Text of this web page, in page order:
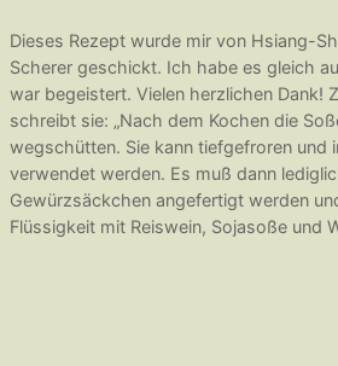
Dieses Rezept wurde mir von Hsiang-
Scherer geschickt. Ich habe es gleich
war begeistert. Vielen herzlichen Dank!
schreibt sie: „Nach dem Kochen die
wegschütten. Sie kann tiefgefroren und
verwendet werden. Es muß dann
Gewürzsäckchen angefertigt werden
Flüssigkeit mit Reiswein, Sojasoße und